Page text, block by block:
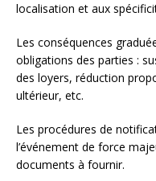
localisation et aux
Les conséquences
obligations des parties :
des loyers, réduction
ultérieur, etc.
Les procédures de
l’événement de force
documents à fournir.